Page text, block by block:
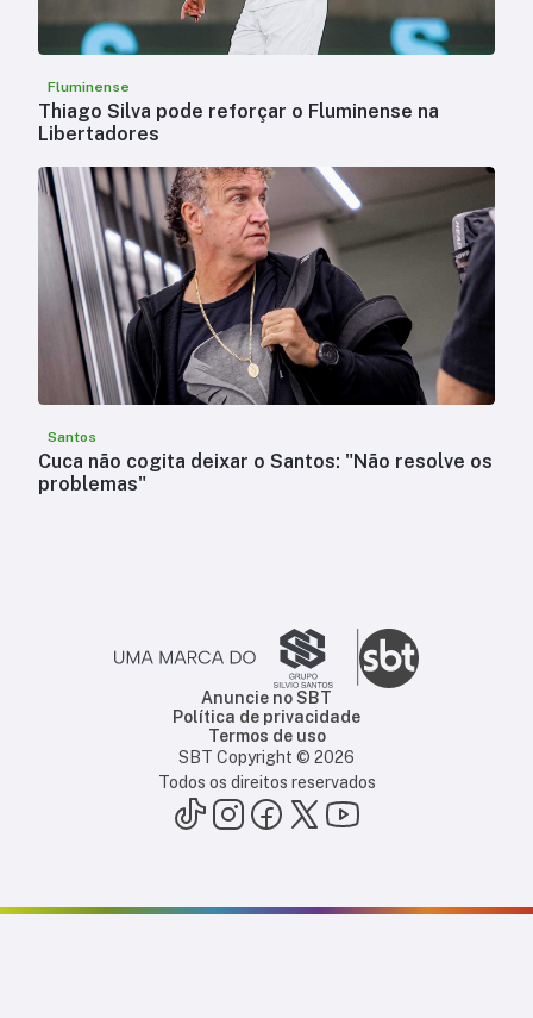
Fluminense
Thiago Silva pode reforçar o Fluminense na
Libertadores
Santos
Cuca não cogita deixar o Santos: "Não resolve os
problemas"
Anuncie no SBT
Política de privacidade
Termos de uso
SBT Copyright © 2026
Todos os direitos reservados